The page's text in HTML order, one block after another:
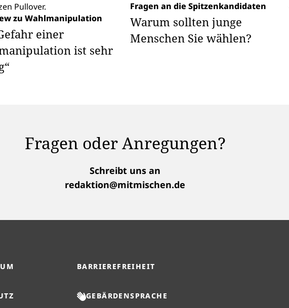
zu Wahlmanipulation
einer
ist sehr
Fragen an die Spitzenkandidaten
Warum sollten junge
Menschen Sie wählen?
Fragen oder Anregungen?
Schreibt uns an
redaktion@mitmischen.de
BARRIEREFREIHEIT
GEBÄRDENSPRACHE